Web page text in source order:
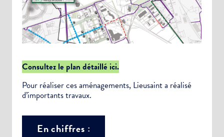
Consultez le plan détaillé ici.
Pour réaliser ces aménagements, Lieusaint a réalisé
d’importants travaux.
En chiffres :